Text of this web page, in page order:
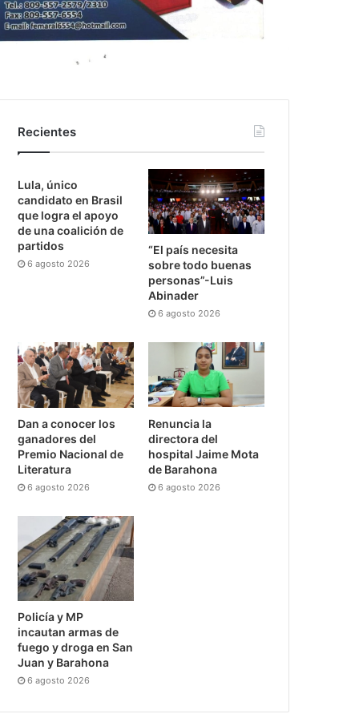
Recientes
Lula, único
candidato en Brasil
que logra el apoyo
de una coalición de
partidos
6 agosto 2026
“El país necesita
sobre todo buenas
personas”-Luis
Abinader
6 agosto 2026
Dan a conocer los
ganadores del
Premio Nacional de
Literatura
6 agosto 2026
Renuncia la
directora del
hospital Jaime Mota
de Barahona
6 agosto 2026
Policía y MP
incautan armas de
fuego y droga en San
Juan y Barahona
6 agosto 2026